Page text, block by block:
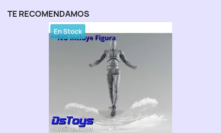
TE RECOMENDAMOS
En Stock